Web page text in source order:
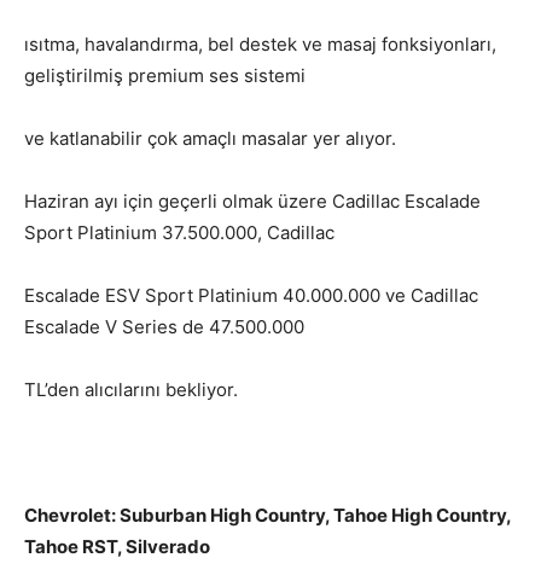
ısıtma, havalandırma, bel destek ve masaj fonksiyonları,
geliştirilmiş premium ses sistemi
ve katlanabilir çok amaçlı masalar yer alıyor.
Haziran ayı için geçerli olmak üzere Cadillac Escalade
Sport Platinium 37.500.000, Cadillac
Escalade ESV Sport Platinium 40.000.000 ve Cadillac
Escalade V Series de 47.500.000
TL’den alıcılarını bekliyor.
Chevrolet: Suburban High Country, Tahoe High Country,
Tahoe RST, Silverado